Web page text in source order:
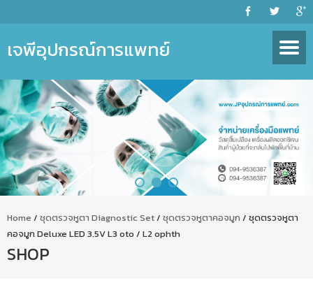
เจพีอุปกรณ์การแพทย์
Home / ชุดตรวจหูตา Diagnostic Set/ ชุดตรวจหูตาคอจมูก / ชุดตรวจหูตา
คอจมูก Deluxe LED 3.5V L3 oto / L2 ophth
SHOP